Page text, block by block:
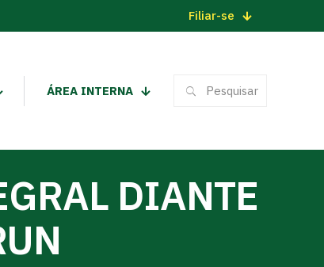
Filiar-se
ÁREA INTERNA
DIANTE